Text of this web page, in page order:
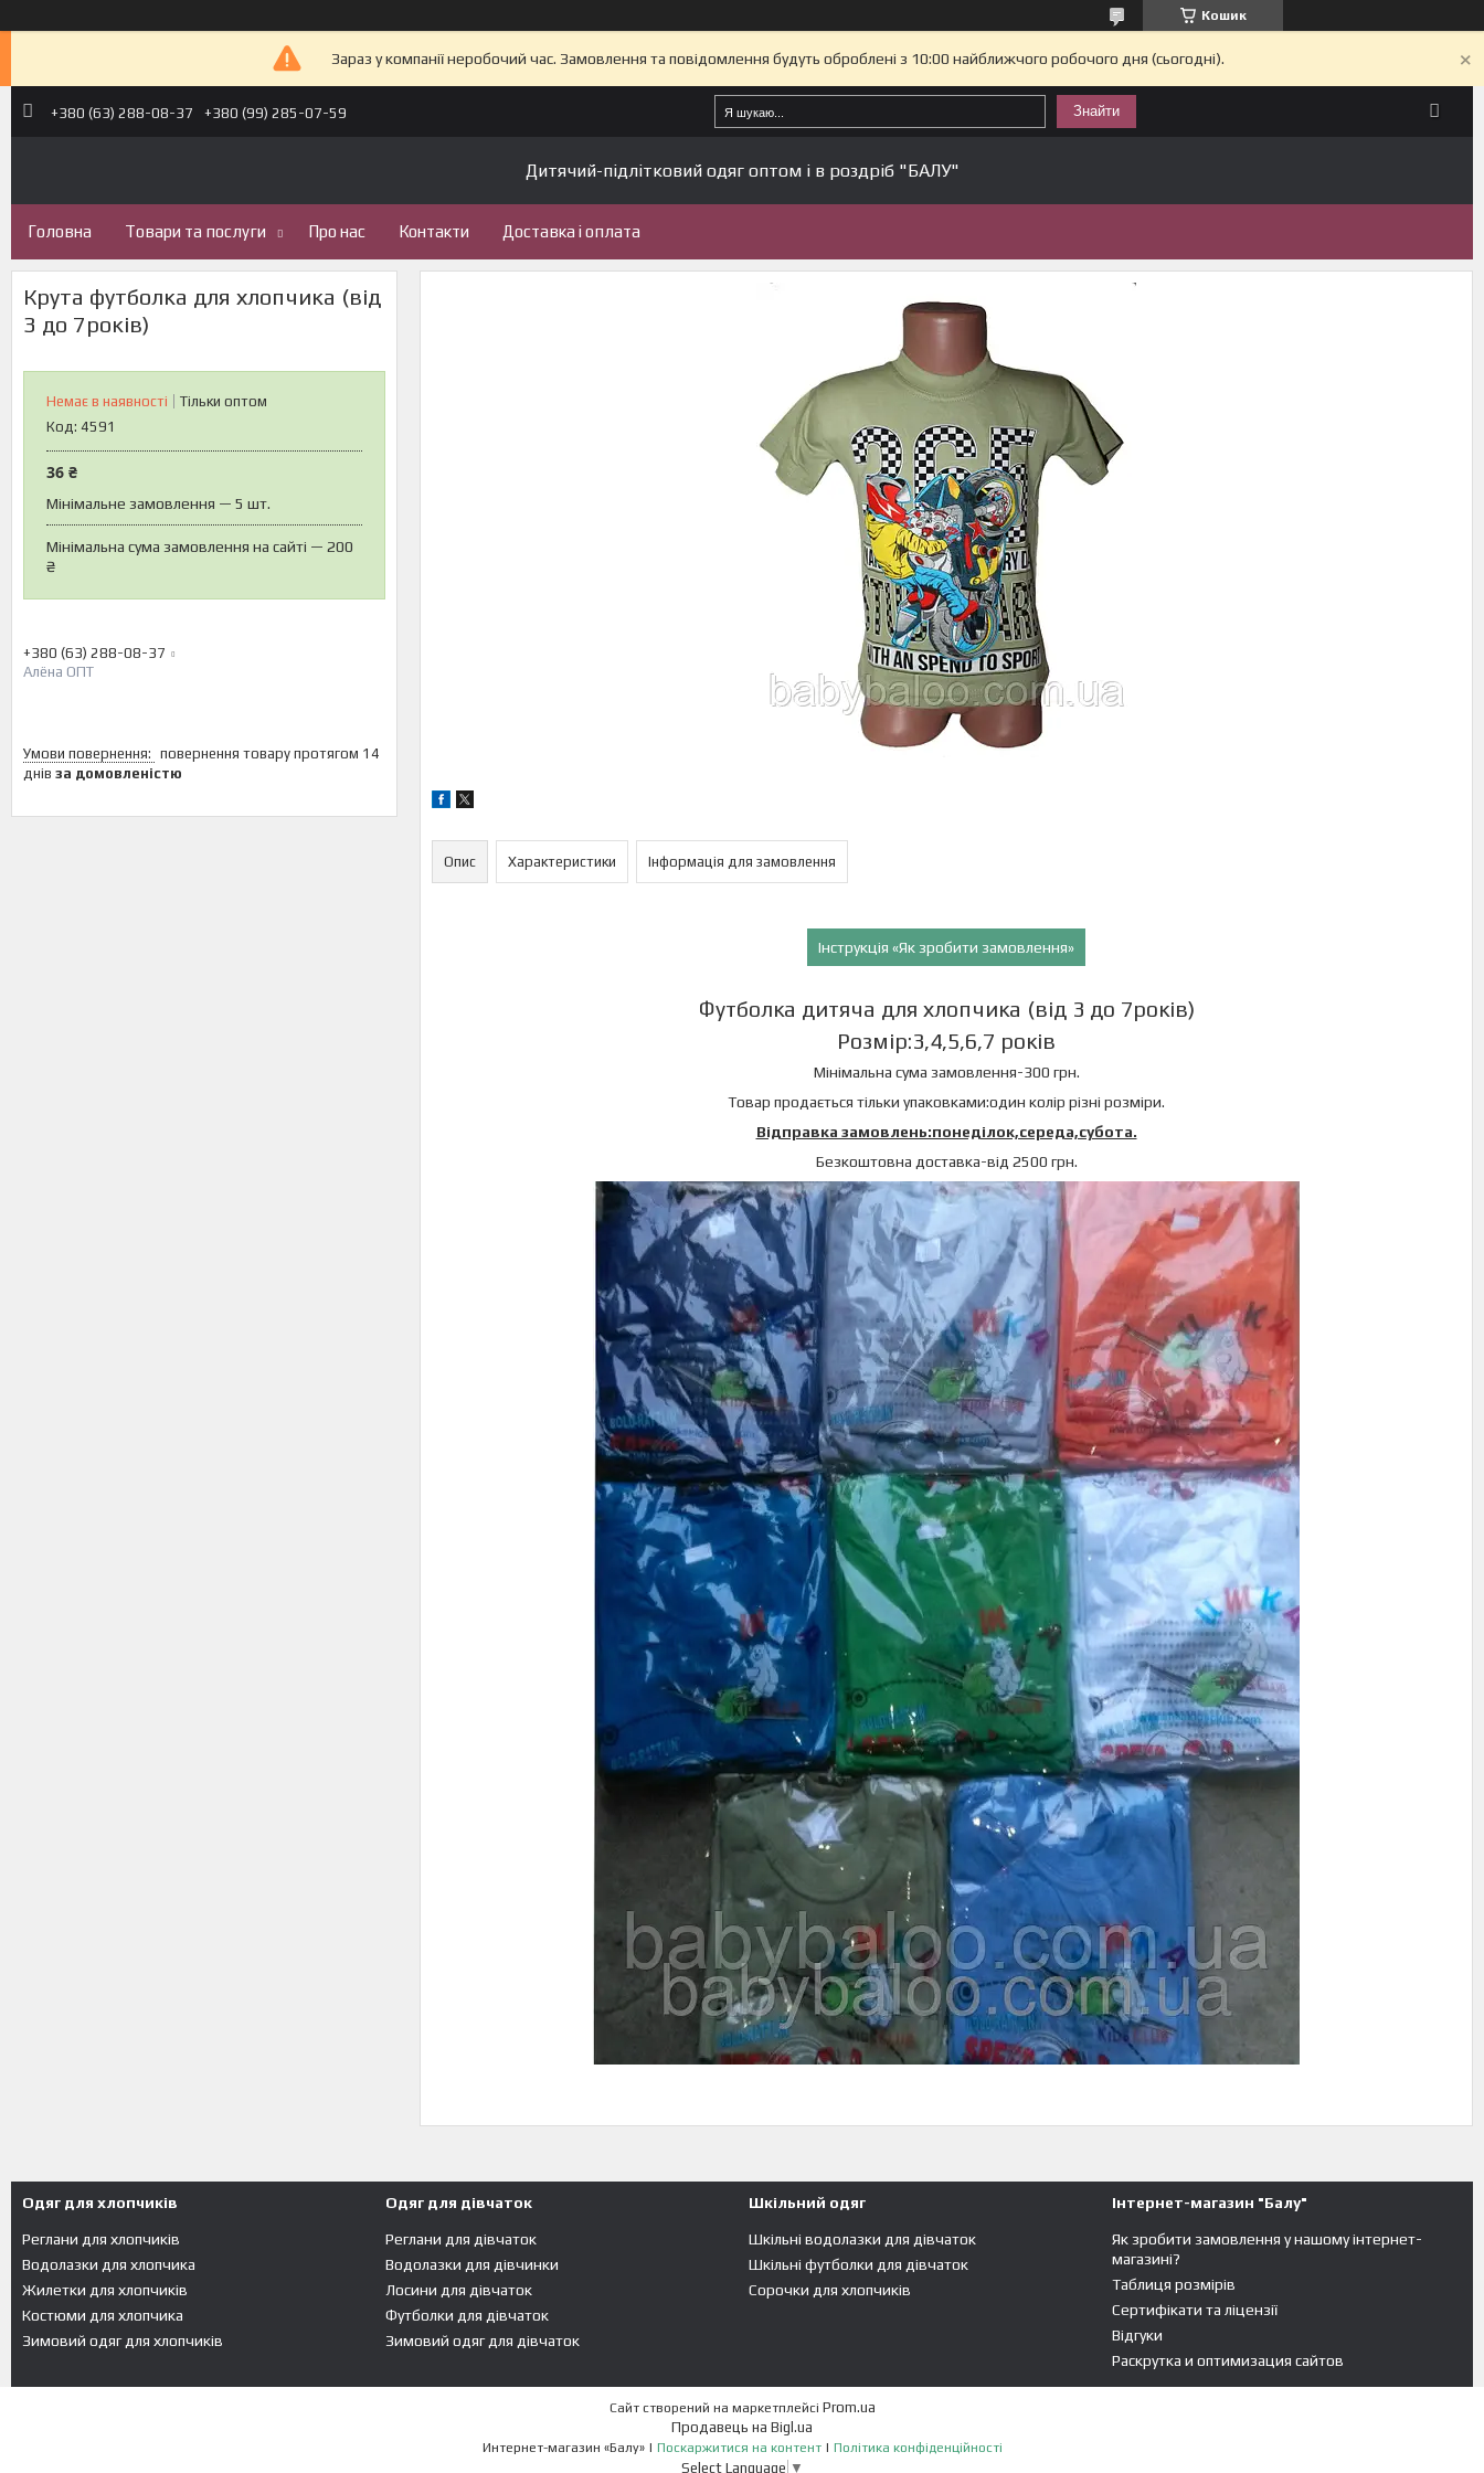
Кошик
Зараз у компанії неробочий час. Замовлення та повідомлення будуть оброблені з 10:00 найближчого робочого дня (сьогодні).
+380 (63) 288-08-37 +380 (99) 285-07-59 Знайти
Дитячий-підлітковий одяг оптом і в роздріб "БАЛУ"
Головна Товари та послуги Про нас Контакти Доставка і оплата
Крута футболка для хлопчика (від
3 до 7років)
Немає в наявності
Тільки оптом
Код: 4591
36 ₴
Мінімальне замовлення — 5 шт.
Мінімальна сума замовлення на сайті — 200
₴
+380 (63) 288-08-37
Алёна ОПТ
повернення товару протягом 14
днів за домовленістю
Опис Характеристики Інформація для замовлення
Інструкція «Як зробити замовлення»
Футболка дитяча для хлопчика (від 3 до 7років)
Розмір:3,4,5,6,7 років
Мінімальна сума замовлення-300 грн.
Товар продається тільки упаковками:один колір різні розміри.
Відправка замовлень:понеділок,середа,субота.
Безкоштовна доставка-від 2500 грн.
Одяг для хлопчиків
Реглани для хлопчиків
Водолазки для хлопчика
Жилетки для хлопчиків
Костюми для хлопчика
Зимовий одяг для хлопчиків
Одяг для дівчаток
Реглани для дівчаток
Водолазки для дівчинки
Лосини для дівчаток
Футболки для дівчаток
Зимовий одяг для дівчаток
Шкільний одяг
Шкільні водолазки для дівчаток
Шкільні футболки для дівчаток
Сорочки для хлопчиків
Інтернет-магазин "Балу"
Як зробити замовлення у нашому інтернет-
магазині?
Таблиця розмірів
Сертифікати та ліцензії
Відгуки
Раскрутка и оптимизация сайтов
Сайт створений на маркетплейсі Prom.ua
Продавець на Bigl.ua
Интернет-магазин «Балу» | Поскаржитися на контент | Політика конфіденційності
Select Language ▼